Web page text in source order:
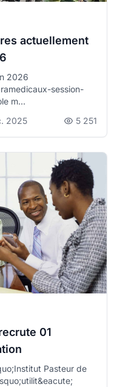
actuellement
2026
session-
m...
2025 5 251
01
Pasteur de